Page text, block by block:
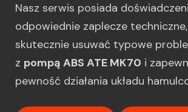
Nasz serwis posiada
odpowiednie zaplecze
skutecznie usuwać typowe
z pompą ABS ATE MK70 i
pewność działania układu